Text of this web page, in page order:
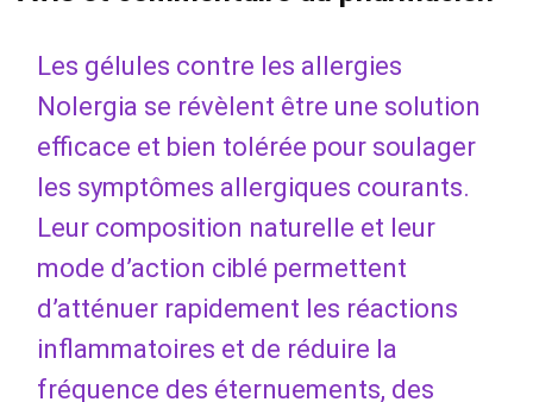
Les gélules contre les allergies
Nolergia se révèlent être une solution
efficace et bien tolérée pour soulager
les symptômes allergiques courants.
Leur composition naturelle et leur
mode d’action ciblé permettent
d’atténuer rapidement les réactions
inflammatoires et de réduire la
fréquence des éternuements, des